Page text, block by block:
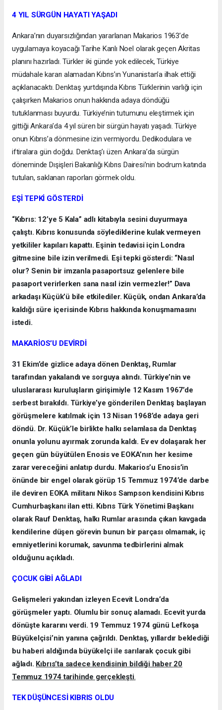
4 YIL SÜRGÜN HAYATI YAŞADI
Ankara’nın duyarsızlığından yararlanan Makarios 1963’de
uygulamaya koyacağı Tarihe Kanlı Noel olarak geçen Akritas
planını hazırladı. Türkler iki günde yok edilecek, Türkiye
müdahale kararı alamadan Kıbrıs’ın Yunanistan’a ilhak ettiği
açıklanacaktı. Denktaş yurtdışında Kıbrıs Türklerinin varlığı için
çalışırken Makarios onun hakkında adaya döndüğü
tutuklanması buyurdu. Türkiye’nin tutumunu eleştirmek için
gittiği Ankara’da 4 yıl süren bir sürgün hayatı yaşadı. Türkiye
onun Kıbrıs’a dönmesine izin vermiyordu. Dedikodulara ve
iftiralara gün doğdu. Denktaş’ı üzen Ankara’da sürgün
döneminde Dışişleri Bakanlığı Kıbrıs Dairesi’nin bodrum katında
tutulan, saklanan raporları görmek oldu.
EŞİ TEPKİ GÖSTERDİ
“Kıbrıs: 12’ye 5 Kala” adlı kitabıyla sesini duyurmaya
çalıştı. Kıbrıs konusunda söylediklerine kulak vermeyen
yetkililer kapıları kapattı. Eşinin tedavisi için Londra
gitmesine bile izin verilmedi. Eşi tepki gösterdi: “Nasıl
olur? Senin bir imzanla pasaportsuz gelenlere bile
pasaport verirlerken sana nasıl izin vermezler!” Dava
arkadaşı Küçük’ü bile etkilediler. Küçük, ondan Ankara’da
kaldığı süre içerisinde Kıbrıs hakkında konuşmamasını
istedi.
MAKARİOS’U DEVİRDİ
31 Ekim’de gizlice adaya dönen Denktaş, Rumlar
tarafından yakalandı ve sorguya alındı. Türkiye’nin ve
uluslararası kuruluşların girişimiyle 12 Kasım 1967’de
serbest bırakıldı. Türkiye’ye gönderilen Denktaş başlayan
görüşmelere katılmak için 13 Nisan 1968’de adaya geri
döndü. Dr. Küçük’le birlikte halkı selamlasa da Denktaş
onunla yolunu ayırmak zorunda kaldı. Ev ev dolaşarak her
geçen gün büyütülen Enosis ve EOKA’nın her kesime
zarar vereceğini anlatıp durdu. Makarios’u Enosis’in
önünde bir engel olarak görüp 15 Temmuz 1974’de darbe
ile deviren EOKA militanı Nikos Sampson kendisini Kıbrıs
Cumhurbaşkanı ilan etti. Kıbrıs Türk Yönetimi Başkanı
olarak Rauf Denktaş, halkı Rumlar arasında çıkan kavgada
kendilerine düşen görevin bunun bir parçası olmamak, iç
emniyetlerini korumak, savunma tedbirlerini almak
olduğunu açıkladı.
ÇOCUK GİBİ AĞLADI
Gelişmeleri yakından izleyen Ecevit Londra’da
görüşmeler yaptı. Olumlu bir sonuç alamadı. Ecevit yurda
dönüşte kararını verdi. 19 Temmuz 1974 günü Lefkoşa
Büyükelçisi’nin yanına çağrıldı. Denktaş, yıllardır beklediği
bu haberi aldığında büyükelçi ile sarılarak çocuk gibi
ağladı. Kıbrıs’ta sadece kendisinin bildiği haber 20
Temmuz 1974 tarihinde gerçekleşti.
TEK DÜŞÜNCESİ KIBRIS OLDU